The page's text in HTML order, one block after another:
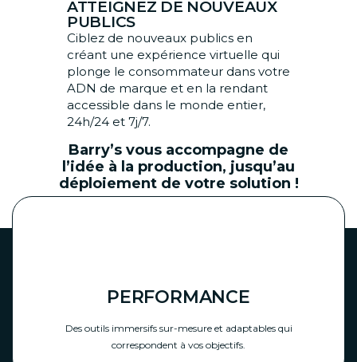
ATTEIGNEZ DE NOUVEAUX
PUBLICS
Ciblez de nouveaux publics en
créant une expérience virtuelle qui
plonge le consommateur dans votre
ADN de marque et en la rendant
accessible dans le monde entier,
24h/24 et 7j/7.
Barry’s vous accompagne de
l’idée à la production, jusqu’au
déploiement de votre solution !
PERFORMANCE​
Des outils immersifs sur-mesure et adaptables qui
correspondent à vos objectifs.​